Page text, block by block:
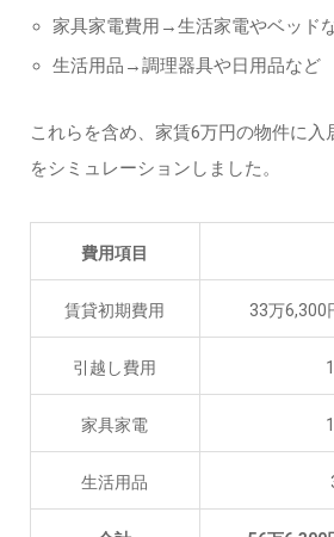
家具家電費用→生活家電やベッド
生活用品→調理器具や日用品など
これらを含め、家賃6万円の物件に入
をシミュレーションしました。
費用項目
賃貸初期費用 33万6,300
引越し費用
家具家電
生活用品